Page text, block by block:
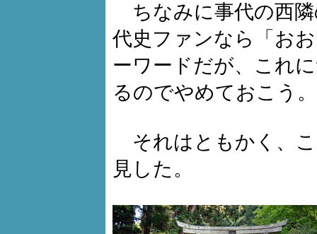
ちなみに事代の西隣
代史ファンなら「お
ーワードだが、これ
るのでやめておこう。
それはともかく、
見した。